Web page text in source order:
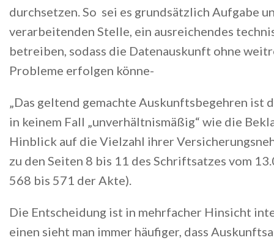
durchsetzen. So sei es grundsätzlich Aufgabe
verarbeitenden Stelle, ein ausreichendes
betreiben, sodass die Datenauskunft ohne
Probleme erfolgen könne-
„Das geltend gemachte Auskunftsbegehren ist
in keinem Fall „unverhältnismäßig“ wie die
Hinblick auf die Vielzahl ihrer
zu den Seiten 8 bis 11 des Schriftsatzes vom
568 bis 571 der Akte).
Die Entscheidung ist in mehrfacher Hinsicht
einen sieht man immer häufiger, dass